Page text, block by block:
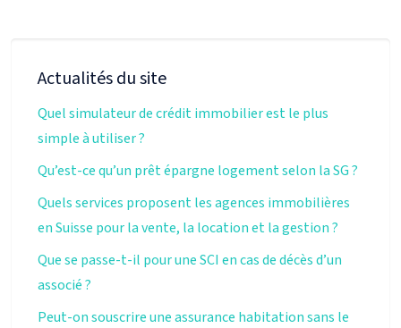
Actualités du site
Quel simulateur de crédit immobilier est le plus
simple à utiliser ?
Qu’est-ce qu’un prêt épargne logement selon la SG ?
Quels services proposent les agences immobilières
en Suisse pour la vente, la location et la gestion ?
Que se passe-t-il pour une SCI en cas de décès d’un
associé ?
Peut-on souscrire une assurance habitation sans le